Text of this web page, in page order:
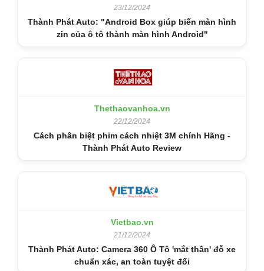
23/12/2024
Thành Phát Auto: "Android Box giúp biến màn hình
zin của ô tô thành màn hình Android"
Thethaovanhoa.vn
22/12/2024
Cách phân biệt phim cách nhiệt 3M chính Hãng -
Thành Phát Auto Review
Vietbao.vn
21/12/2024
Thành Phát Auto: Camera 360 Ô Tô 'mắt thần' đỗ xe
chuẩn xác, an toàn tuyệt đối